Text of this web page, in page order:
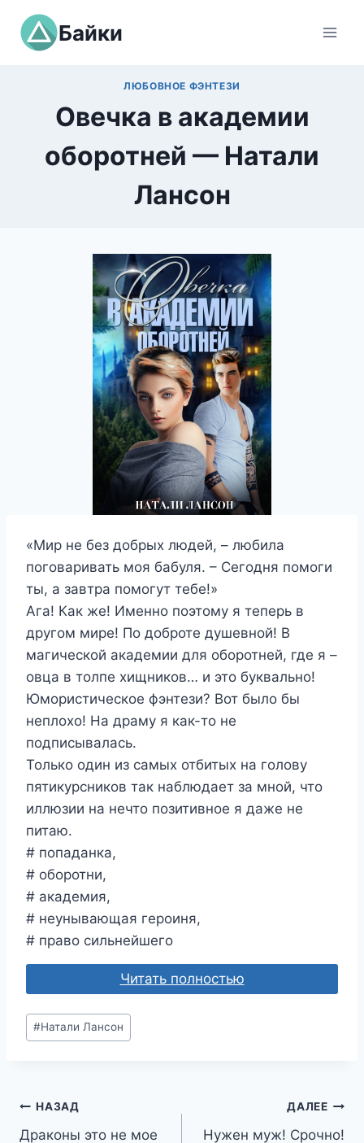
Перейти
содержимому
Байки
ЛЮБОВНОЕ ФЭНТЕЗИ
Овечка в академии
оборотней — Натали
Лансон
«Мир не без добрых людей, – любила
поговаривать моя бабуля. – Сегодня помоги
ты, а завтра помогут тебе!»
Ага! Как же! Именно поэтому я теперь в
другом мире! По доброте душевной! В
магической академии для оборотней, где я –
овца в толпе хищников… и это буквально!
Юмористическое фэнтези? Вот было бы
неплохо! На драму я как-то не
подписывалась.
Только один из самых отбитых на голову
пятикурсников так наблюдает за мной, что
иллюзии на нечто позитивное я даже не
питаю.
# попаданка,
# оборотни,
# академия,
# неунывающая героиня,
# право сильнейшего
Читать полностью
Метки
записи:
#Натали Лансон
Навигация
НАЗАД
Драконы это не мое
ДАЛЕЕ
Нужен муж! Срочно!